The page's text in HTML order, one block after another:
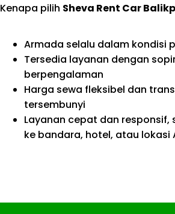
Kenapa pilih Sheva Rent Car
Armada selalu dalam kondisi
Tersedia layanan dengan
berpengalaman
Harga sewa fleksibel dan
tersembunyi
Layanan cepat dan
ke bandara, hotel, atau lokasi